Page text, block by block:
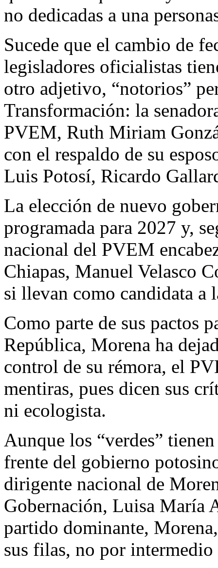
no dedicadas a una
Sucede que el cambio de
legisladores oficialistas
otro adjetivo, “notorios”
Transformación: la
PVEM, Ruth Miriam
con el respaldo de su
Luis Potosí, Ricardo
La elección de nuevo
programada para 2027 y,
nacional del PVEM
Chiapas, Manuel Velasco
si llevan como candidata a
Como parte de sus pactos
República, Morena ha
control de su rémora, el
mentiras, pues dicen sus
ni ecologista.
Aunque los “verdes”
frente del gobierno
dirigente nacional de
Gobernación, Luisa María
partido dominante,
sus filas, no por intermedio